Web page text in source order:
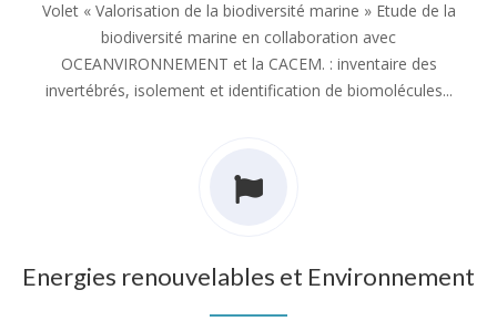
Volet « Valorisation de la biodiversité marine » Etude de la
biodiversité marine en collaboration avec
OCEANVIRONNEMENT et la CACEM. : inventaire des
invertébrés, isolement et identification de biomolécules...
Energies renouvelables et Environnement